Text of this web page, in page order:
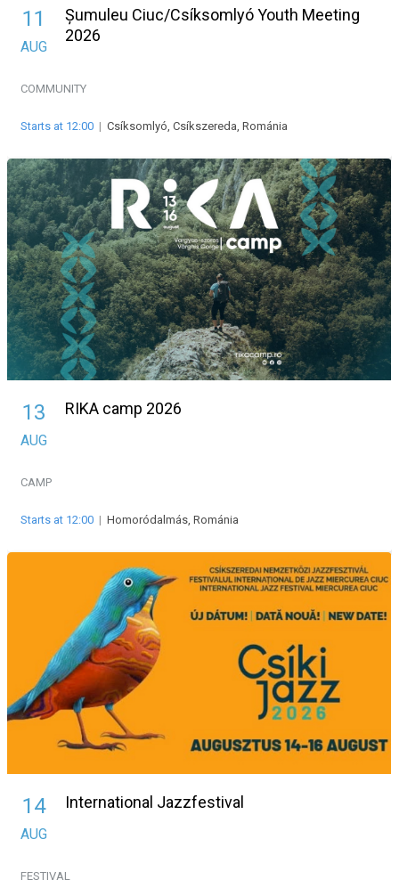
11
AUG
Șumuleu Ciuc/Csíksomlyó Youth Meeting
2026
COMMUNITY
Starts at 12:00 | Csíksomlyó, Csíkszereda, Románia
13
AUG
RIKA camp 2026
CAMP
Starts at 12:00 | Homoródalmás, Románia
14
AUG
International Jazzfestival
FESTIVAL